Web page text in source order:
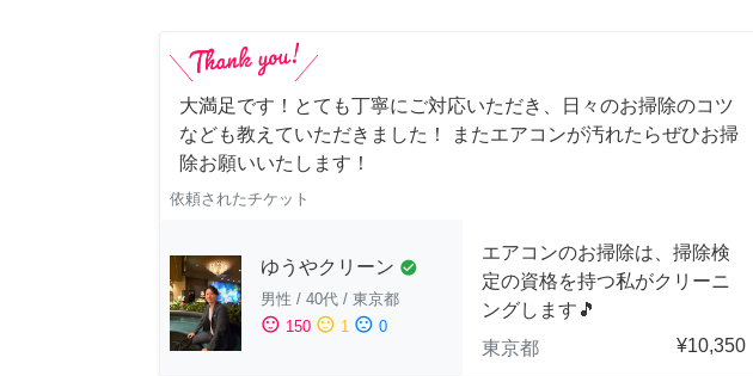
大満足です！とても丁寧にご対応いただき、日々のお掃除のコツ
なども教えていただきました！ またエアコンが汚れたらぜひお掃
除お願いいたします！
依頼されたチケット
ゆうやクリーン check_circle
男性 / 40代 / 東京都
sentiment_satisfied 150 sentiment_neutral 1 sentiment_dissatisfied 0
エアコンのお掃除は、掃除検
定の資格を持つ私がクリーニ
ングします🎵
東京都
¥10,350